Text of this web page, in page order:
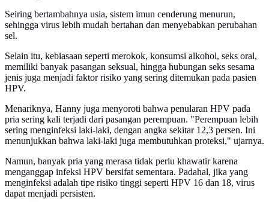
Seiring bertambahnya usia, sistem imun cenderung menurun,
sehingga virus lebih mudah bertahan dan menyebabkan perubahan
sel.
Selain itu, kebiasaan seperti merokok, konsumsi alkohol, seks oral,
memiliki banyak pasangan seksual, hingga hubungan seks sesama
jenis juga menjadi faktor risiko yang sering ditemukan pada pasien
HPV.
Menariknya, Hanny juga menyoroti bahwa penularan HPV pada
pria sering kali terjadi dari pasangan perempuan. "Perempuan lebih
sering menginfeksi laki-laki, dengan angka sekitar 12,3 persen. Ini
menunjukkan bahwa laki-laki juga membutuhkan proteksi," ujarnya.
Namun, banyak pria yang merasa tidak perlu khawatir karena
menganggap infeksi HPV bersifat sementara. Padahal, jika yang
menginfeksi adalah tipe risiko tinggi seperti HPV 16 dan 18, virus
dapat menjadi persisten.